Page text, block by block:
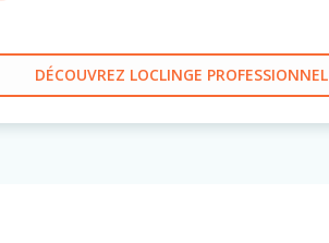
DÉCOUVREZ LOCLINGE PROFESSIONNEL